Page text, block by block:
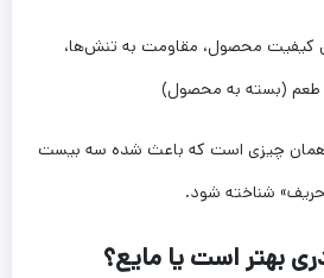
کیفیت محصول، مقاومت به تنش‌ها،
طعم (بسته به محصول)
همان چیزی است که باعث شده سه بیست
شناخته شود.
بهتر است یا مایع؟